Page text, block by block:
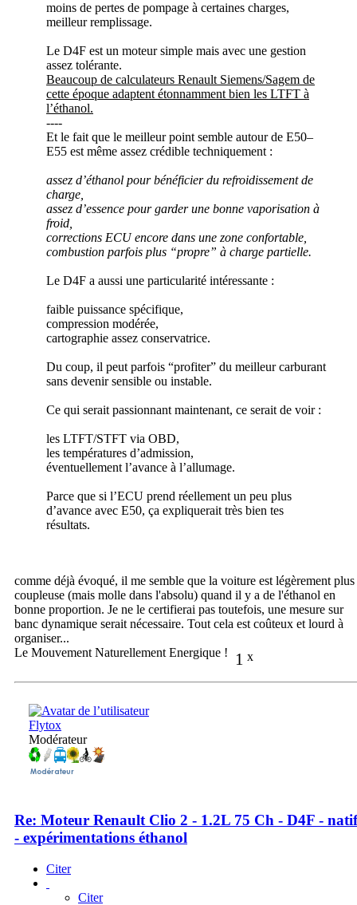
moins de pertes de pompage à certaines charges,
meilleur remplissage.
Le D4F est un moteur simple mais avec une gestion
assez tolérante.
Beaucoup de calculateurs Renault Siemens/Sagem de
cette époque adaptent étonnamment bien les LTFT à
l’éthanol.
----
Et le fait que le meilleur point semble autour de E50–
E55 est même assez crédible techniquement :
assez d’éthanol pour bénéficier du refroidissement de
charge,
assez d’essence pour garder une bonne vaporisation à
froid,
corrections ECU encore dans une zone confortable,
combustion parfois plus “propre” à charge partielle.
Le D4F a aussi une particularité intéressante :
faible puissance spécifique,
compression modérée,
cartographie assez conservatrice.
Du coup, il peut parfois “profiter” du meilleur carburant
sans devenir sensible ou instable.
Ce qui serait passionnant maintenant, ce serait de voir :
les LTFT/STFT via OBD,
les températures d’admission,
éventuellement l’avance à l’allumage.
Parce que si l’ECU prend réellement un peu plus
d’avance avec E50, ça expliquerait très bien tes
résultats.
comme déjà évoqué, il me semble que la voiture est légèrement plus
coupleuse (mais molle dans l'absolu) quand il y a de l'éthanol en
bonne proportion. Je ne le certifierai pas toutefois, une mesure sur
banc dynamique serait nécessaire. Tout cela est coûteux et lourd à
organiser...
1 x
Le Mouvement Naturellement Energique !
Flytox
Modérateur
Re: Moteur Renault Clio 2 - 1.2L 75 Ch - D4F - natif
- expérimentations éthanol
Citer
Citer